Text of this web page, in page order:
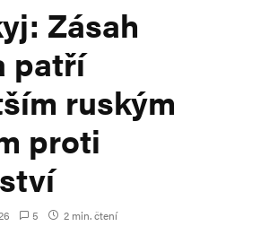
Zásah
patří
ruským
proti
5 2 min. čtení